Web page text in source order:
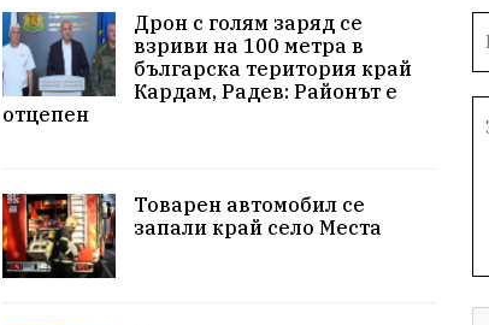
Дрон с голям заряд се
взриви на 100 метра в
българска територия край
Кардам, Радев: Районът е
отцепен
Товарен автомобил се
запали край село Места